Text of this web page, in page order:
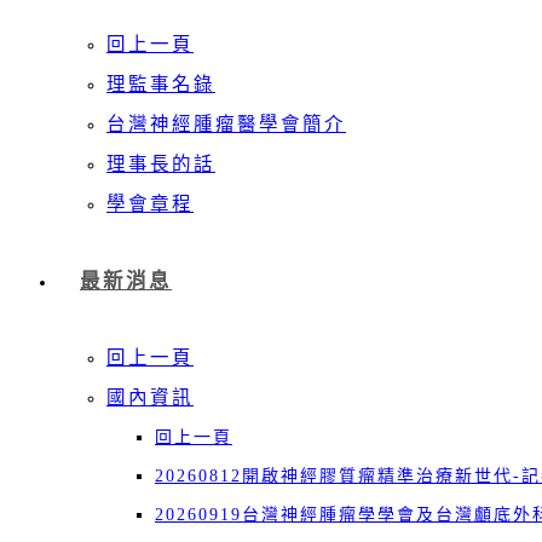
回上一頁
理監事名錄
台灣神經腫瘤醫學會簡介
理事長的話
學會章程
最新消息
回上一頁
國內資訊
回上一頁
20260812開啟神經膠質瘤精準治療新世代-記
20260919台灣神經腫瘤學學會及台灣顱底外